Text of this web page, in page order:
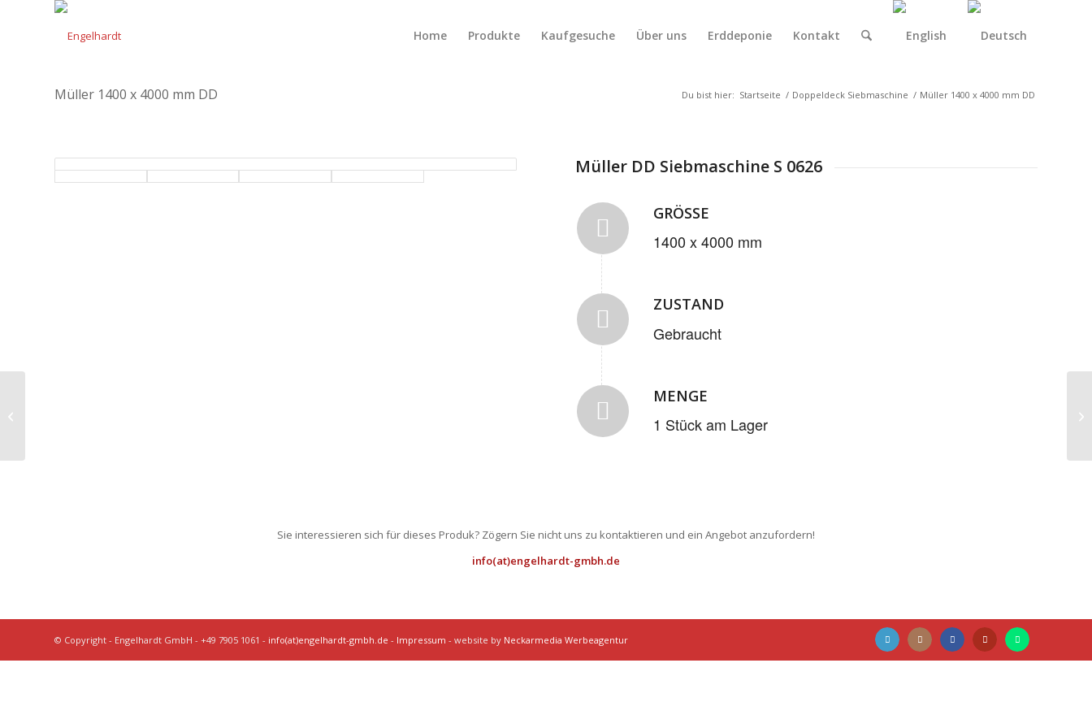
Home Produkte Kaufgesuche Über uns Erddeponie Kontakt
Müller 1400 x 4000 mm DD Du bist hier: Startseite / Doppeldeck Siebmaschine / Müller 1400 x 4000 mm DD
Müller DD Siebmaschine S 0626
GRÖSSE
1400 x 4000 mm
ZUSTAND
Gebraucht
MENGE
1 Stück am Lager
Sie interessieren sich für dieses Produk? Zögern Sie nicht uns zu kontaktieren und ein Angebot anzufordern!
info(at)engelhardt-gmbh.de
© Copyright - Engelhardt GmbH - +49 7905 1061 - info(at)engelhardt-gmbh.de - Impressum - website by Neckarmedia Werbeagentur